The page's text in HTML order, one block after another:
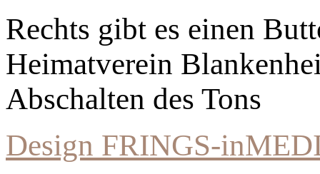
Rechts gibt es einen
Heimatverein
Abschalten des Tons
Design FRINGS-